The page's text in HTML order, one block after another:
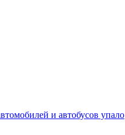
и автобусов упало